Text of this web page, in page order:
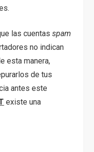
las cuentasspam
no indican
esta manera,
de tus
antes este
existe una